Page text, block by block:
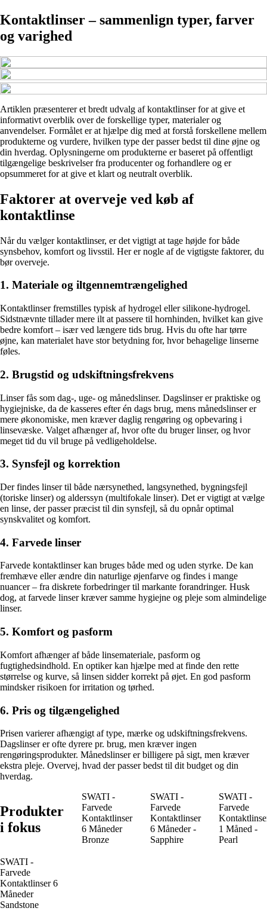
Kontaktlinser – sammenlign typer, farver
og varighed
Artiklen præsenterer et bredt udvalg af kontaktlinser for at give et
informativt overblik over de forskellige typer, materialer og
anvendelser. Formålet er at hjælpe dig med at forstå forskellene mellem
produkterne og vurdere, hvilken type der passer bedst til dine øjne og
din hverdag. Oplysningerne om produkterne er baseret på offentligt
tilgængelige beskrivelser fra producenter og forhandlere og er
opsummeret for at give et klart og neutralt overblik.
Faktorer at overveje ved køb af
kontaktlinse
Når du vælger kontaktlinser, er det vigtigt at tage højde for både
synsbehov, komfort og livsstil. Her er nogle af de vigtigste faktorer, du
bør overveje.
1. Materiale og iltgennemtrængelighed
Kontaktlinser fremstilles typisk af hydrogel eller silikone-hydrogel.
Sidstnævnte tillader mere ilt at passere til hornhinden, hvilket kan give
bedre komfort – især ved længere tids brug. Hvis du ofte har tørre
øjne, kan materialet have stor betydning for, hvor behagelige linserne
føles.
2. Brugstid og udskiftningsfrekvens
Linser fås som dag-, uge- og månedslinser. Dagslinser er praktiske og
hygiejniske, da de kasseres efter én dags brug, mens månedslinser er
mere økonomiske, men kræver daglig rengøring og opbevaring i
linsevæske. Valget afhænger af, hvor ofte du bruger linser, og hvor
meget tid du vil bruge på vedligeholdelse.
3. Synsfejl og korrektion
Der findes linser til både nærsynethed, langsynethed, bygningsfejl
(toriske linser) og alderssyn (multifokale linser). Det er vigtigt at vælge
en linse, der passer præcist til din synsfejl, så du opnår optimal
synskvalitet og komfort.
4. Farvede linser
Farvede kontaktlinser kan bruges både med og uden styrke. De kan
fremhæve eller ændre din naturlige øjenfarve og findes i mange
nuancer – fra diskrete forbedringer til markante forandringer. Husk
dog, at farvede linser kræver samme hygiejne og pleje som almindelige
linser.
5. Komfort og pasform
Komfort afhænger af både linsemateriale, pasform og
fugtighedsindhold. En optiker kan hjælpe med at finde den rette
størrelse og kurve, så linsen sidder korrekt på øjet. En god pasform
mindsker risikoen for irritation og tørhed.
6. Pris og tilgængelighed
Prisen varierer afhængigt af type, mærke og udskiftningsfrekvens.
Dagslinser er ofte dyrere pr. brug, men kræver ingen
rengøringsprodukter. Månedslinser er billigere på sigt, men kræver
ekstra pleje. Overvej, hvad der passer bedst til dit budget og din
hverdag.
Produkter
i fokus
SWATI -
Farvede
Kontaktlinser
6 Måneder
Bronze
SWATI -
Farvede
Kontaktlinser
6 Måneder -
Sapphire
SWATI -
Farvede
1 Måned -
Pearl
SWATI -
Farvede
Kontaktlinser 6
Måneder
Sandstone